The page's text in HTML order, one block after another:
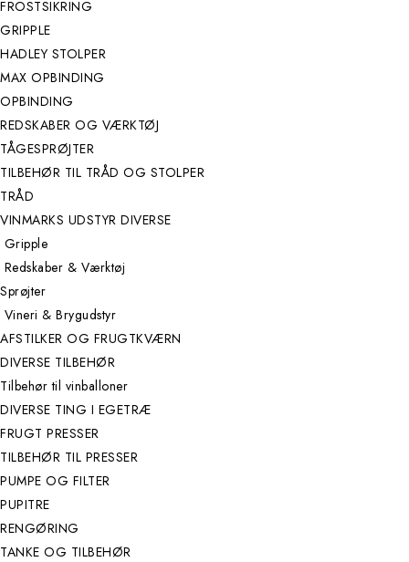
FROSTSIKRING
GRIPPLE
HADLEY STOLPER
MAX OPBINDING
OPBINDING
REDSKABER OG VÆRKTØJ
TÅGESPRØJTER
TILBEHØR TIL TRÅD OG STOLPER
TRÅD
VINMARKS UDSTYR DIVERSE
Gripple
Redskaber & Værktøj
Sprøjter
Vineri & Brygudstyr
AFSTILKER OG FRUGTKVÆRN
DIVERSE TILBEHØR
Tilbehør til vinballoner
DIVERSE TING I EGETRÆ
FRUGT PRESSER
TILBEHØR TIL PRESSER
PUMPE OG FILTER
PUPITRE
RENGØRING
TANKE OG TILBEHØR